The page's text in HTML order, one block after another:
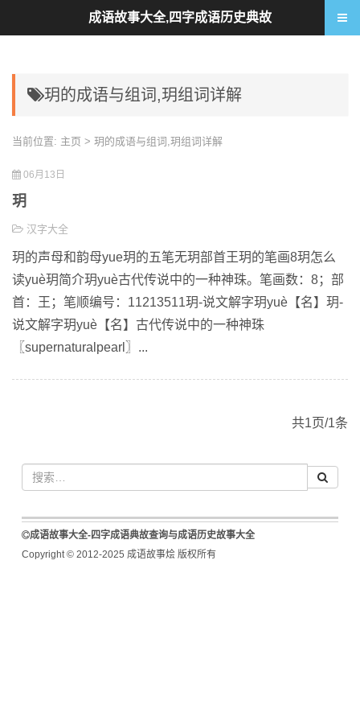
玥的成语与组词,玥组词详解
当前位置: 主页 > 玥的成语与组词,玥组词详解
06月13日
玥
汉字大全
玥的声母和韵母yue玥的五笔无玥部首王玥的笔画8玥怎么
读yuè玥简介玥yuè古代传说中的一种神珠。笔画数：8；部
首：王；笔顺编号：11213511玥-说文解字玥yuè【名】玥-
说文解字玥yuè【名】古代传说中的一种神珠
〖supernaturalpearl〗...
共1页/1条
成语故事大全-四字成语典故查询与成语历史故事大全
Copyright © 2012-2025 成语故事烩 版权所有
成语故事大全,四字成语历史典故